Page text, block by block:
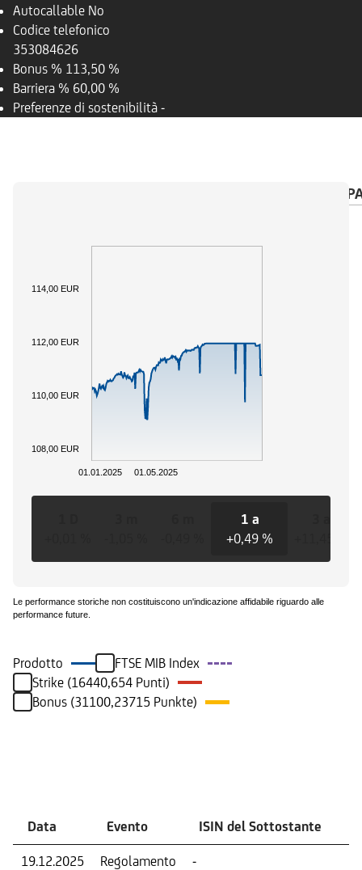
Autocallable No
Codice telefonico
353084626
Bonus % 113,50 %
Barriera % 60,00 %
Preferenze di sostenibilità -
CALENDARIO
01.01.2025 01.05.2025
110,00 EUR
108,00 EUR
112,00 EUR
114,00 EUR
1 a
+0,49 %
Le performance storiche non costituiscono un'indicazione affidabile riguardo alle
performance future.
Prodotto
FTSE MIB Index
Strike (16440,654 Punti)
Bonus (31100,23715 Punkte)
Data Evento ISIN del Sottostante
19.12.2025 Regolamento -